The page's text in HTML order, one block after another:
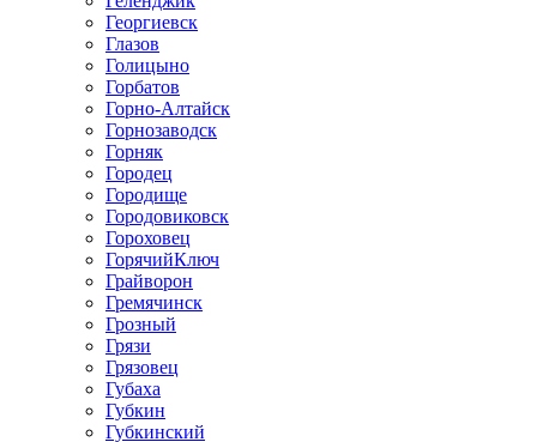
Георгиевск
Глазов
Голицыно
Горбатов
Горно-Алтайск
Горнозаводск
Горняк
Городец
Городище
Городовиковск
Гороховец
ГорячийКлюч
Грайворон
Гремячинск
Грозный
Грязи
Грязовец
Губаха
Губкин
Губкинский